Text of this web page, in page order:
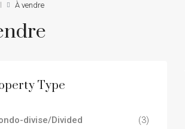
À vendre
Type
divise/Divided
(3)